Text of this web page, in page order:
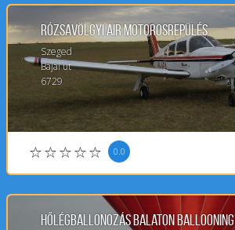
Rózsavölgyi Air Motorosrepülés
Szeged
Bajai út
6729
0.0
Hőlégballonozás Balaton Ballooning